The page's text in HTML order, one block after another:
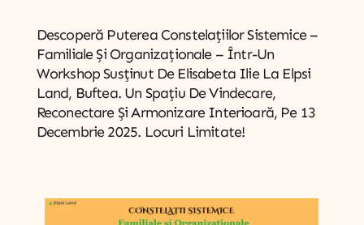
Descoperă Puterea Constelațiilor Sistemice –
Familiale Și Organizaționale – Într-Un
Workshop Susținut De Elisabeta Ilie La Elpsi
Land, Buftea. Un Spațiu De Vindecare,
Reconectare Și Armonizare Interioară, Pe 13
Decembrie 2025. Locuri Limitate!